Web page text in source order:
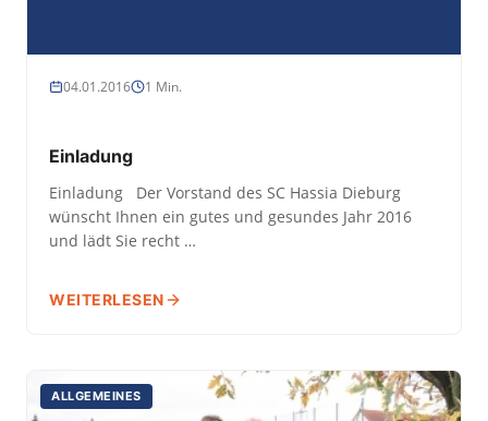
04.01.2016 1 Min.
Einladung
Einladung Der Vorstand des SC Hassia Dieburg
wünscht Ihnen ein gutes und gesundes Jahr 2016
und lädt Sie recht …
WEITERLESEN
ALLGEMEINES